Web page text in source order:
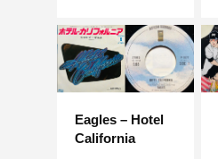
Eagles – Hotel
California